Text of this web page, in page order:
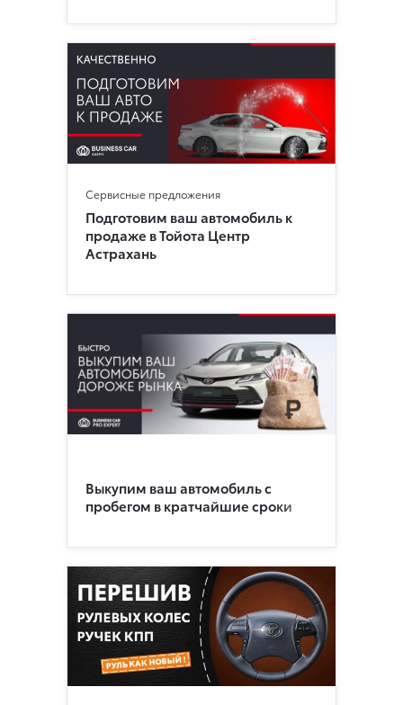
Сервисные предложения
Подготовим ваш автомобиль к
продаже в Тойота Центр
Астрахань
Выкупим ваш автомобиль с
пробегом в кратчайшие сроки